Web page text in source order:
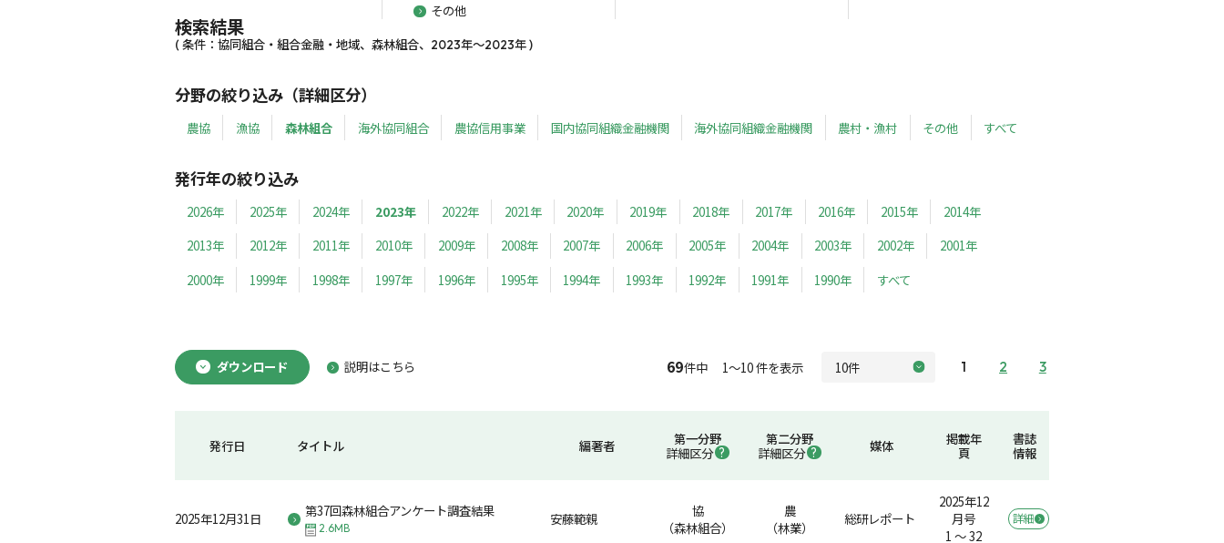
その他
検索結果
( 条件：協同組合・組合金融・地域、森林組合、2023年～2023年 )
分野の絞り込み（詳細区分）
農協 漁協 森林組合 海外協同組合 農協信用事業 国内協同組織金融機関 海外協同組織金融機関 農村・漁村 その他 すべて
発行年の絞り込み
2026年 2025年 2024年 2023年 2022年 2021年 2020年 2019年 2018年 2017年 2016年 2015年
2014年
2013年
2012年 2011年 2010年 2009年 2008年 2007年 2006年 2005年 2004年 2003年 2002年
2001年
2000年
1999年 1998年 1997年 1996年 1995年 1994年 1993年 1992年 1991年 1990年 すべて
ダウンロード 説明はこちら 69件中 1～10 件を表示 1 2 3
発行日 タイトル 編著者
第一分野
詳細区分
第二分野
詳細区分
媒体
掲載年
頁
書誌
情報
2025年12月31日 第37回森林組合アンケート調査結果
2.6MB
安藤範親
協
（森林組合）
農
（林業）
総研レポート
2025年12
月号
1 ～ 32
詳細